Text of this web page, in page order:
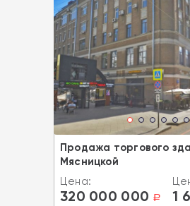
Продажа торгового
Мясницкой
Цена:
320 000 000 a 1